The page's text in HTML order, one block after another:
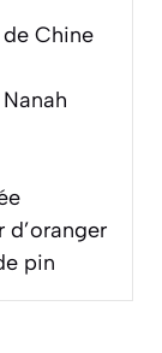
Chine
d’oranger
pin